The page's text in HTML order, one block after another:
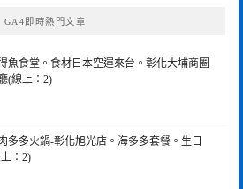
GA4即時熱門文章
魚食堂。食材日本空運來台。彰化大埔商圈
(線上：2)
多多火鍋-彰化旭光店。海多多套餐。生日
：2)